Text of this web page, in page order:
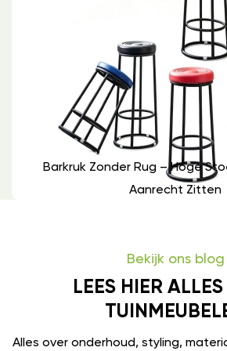
Barkruk Zonder Rug – Hoge
Aanrecht Zitten
Bekijk ons blog
LEES HIER
Alles over onderhoud, styling,